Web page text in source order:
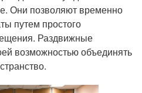
Они позволяют временно
путем простого
Раздвижные
возможностью объединять